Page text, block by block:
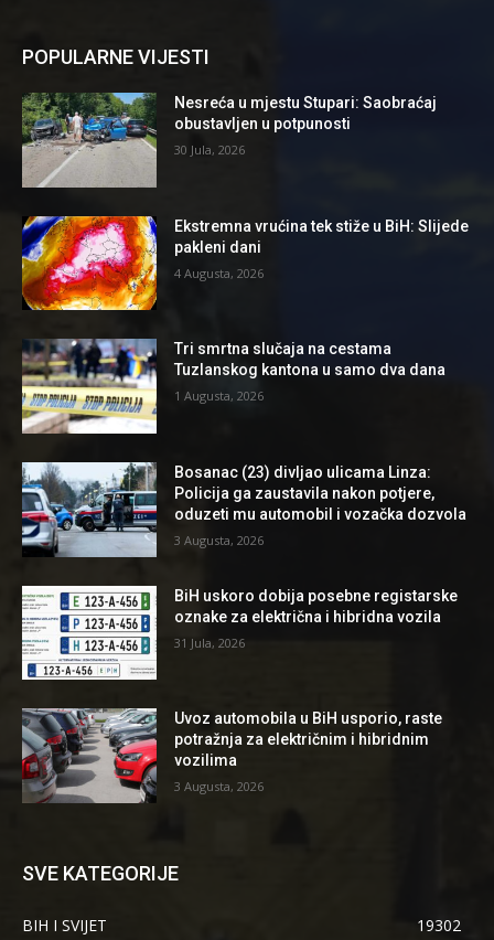
POPULARNE VIJESTI
Nesreća u mjestu Stupari: Saobraćaj
obustavljen u potpunosti
30 Jula, 2026
Ekstremna vrućina tek stiže u BiH: Slijede
pakleni dani
4 Augusta, 2026
Tri smrtna slučaja na cestama
Tuzlanskog kantona u samo dva dana
1 Augusta, 2026
Bosanac (23) divljao ulicama Linza:
Policija ga zaustavila nakon potjere,
oduzeti mu automobil i vozačka dozvola
3 Augusta, 2026
BiH uskoro dobija posebne registarske
oznake za električna i hibridna vozila
31 Jula, 2026
Uvoz automobila u BiH usporio, raste
potražnja za električnim i hibridnim
vozilima
3 Augusta, 2026
SVE KATEGORIJE
BIH I SVIJET
19302